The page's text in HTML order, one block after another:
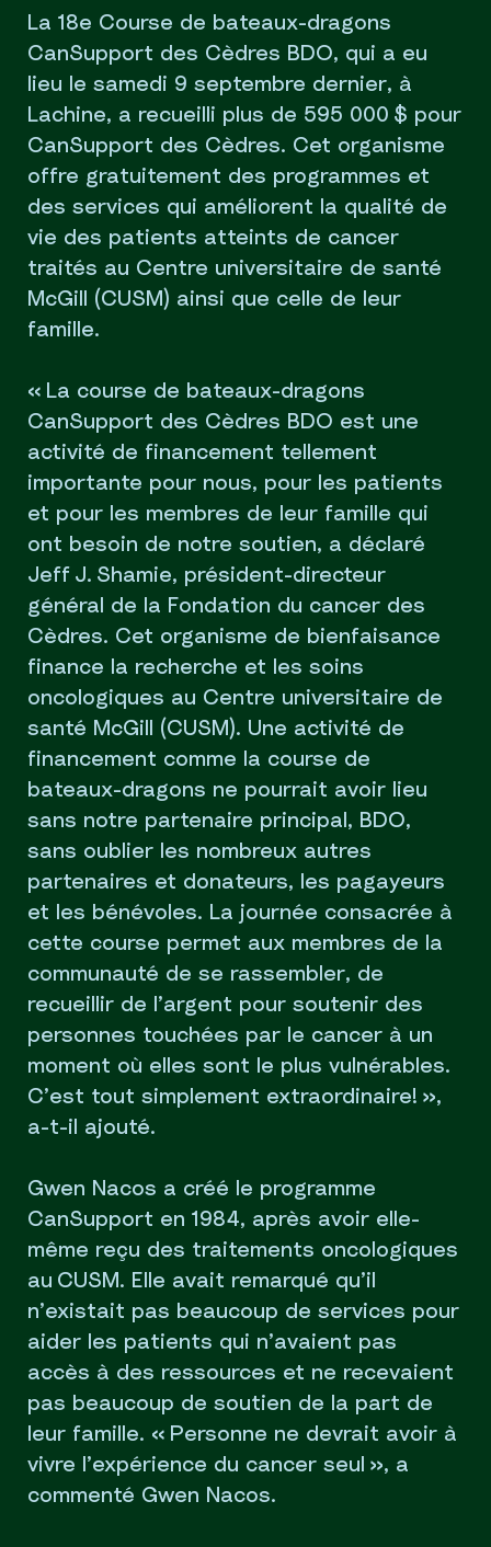
La 18e Course de bateaux-dragons
CanSupport des Cèdres BDO, qui a eu
lieu le samedi 9 septembre dernier, à
Lachine, a recueilli plus de 595 000 $ pour
CanSupport des Cèdres. Cet organisme
offre gratuitement des programmes et
des services qui améliorent la qualité de
vie des patients atteints de cancer
traités au Centre universitaire de santé
McGill (CUSM) ainsi que celle de leur
famille.
« La course de bateaux-dragons
CanSupport des Cèdres BDO est une
activité de financement tellement
importante pour nous, pour les patients
et pour les membres de leur famille qui
ont besoin de notre soutien, a déclaré
Jeff J. Shamie, président-directeur
général de la Fondation du cancer des
Cèdres. Cet organisme de bienfaisance
finance la recherche et les soins
oncologiques au Centre universitaire de
santé McGill (CUSM). Une activité de
financement comme la course de
bateaux-dragons ne pourrait avoir lieu
sans notre partenaire principal, BDO,
sans oublier les nombreux autres
partenaires et donateurs, les pagayeurs
et les bénévoles. La journée consacrée à
cette course permet aux membres de la
communauté de se rassembler, de
recueillir de l’argent pour soutenir des
personnes touchées par le cancer à un
moment où elles sont le plus vulnérables.
C’est tout simplement extraordinaire! »,
a-t-il ajouté.
Gwen Nacos a créé le programme
CanSupport en 1984, après avoir elle-
même reçu des traitements oncologiques
au CUSM. Elle avait remarqué qu’il
n’existait pas beaucoup de services pour
aider les patients qui n’avaient pas
accès à des ressources et ne recevaient
pas beaucoup de soutien de la part de
leur famille. « Personne ne devrait avoir à
vivre l’expérience du cancer seul », a
commenté Gwen Nacos.